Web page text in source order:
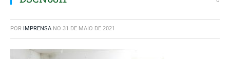
POR IMPRENSA NO 31 DE MAIO DE 2021